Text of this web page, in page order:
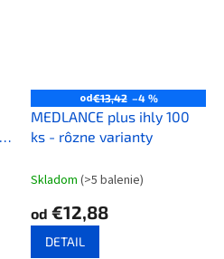
od€13,42 –4 %
MEDLANCE plus ihly 100
ks - rôzne varianty
Skladom (>5 balenie)
od €12,88
DETAIL